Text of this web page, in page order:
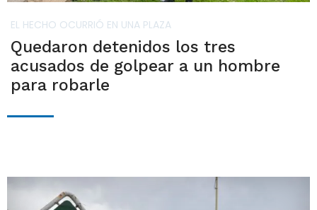
EL HECHO OCURRIÓ EN UNA PLAZA
Quedaron detenidos los tres
acusados de golpear a un hombre
para robarle